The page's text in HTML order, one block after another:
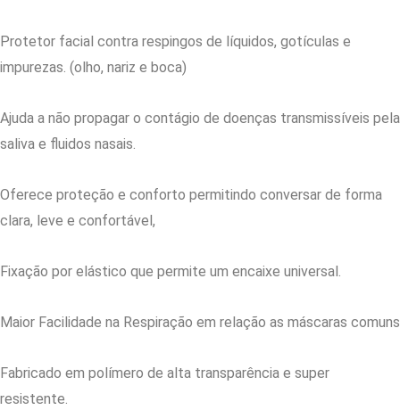
Protetor facial contra respingos de líquidos, gotículas e
impurezas. (olho, nariz e boca)
Ajuda a não propagar o contágio de doenças transmissíveis pela
saliva e fluidos nasais.
Oferece proteção e conforto permitindo conversar de forma
clara, leve e confortável,
Fixação por elástico que permite um encaixe universal.
Maior Facilidade na Respiração em relação as máscaras comuns
Fabricado em polímero de alta transparência e super
resistente.